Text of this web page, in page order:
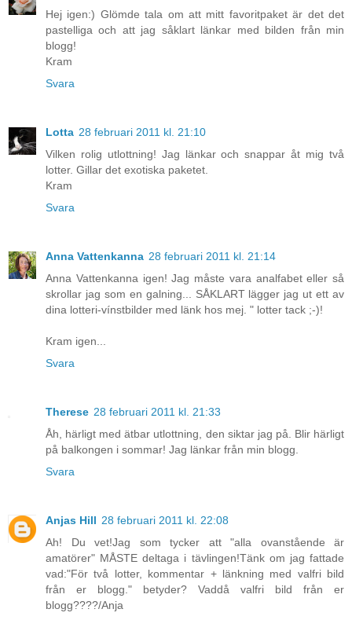
Hej igen:) Glömde tala om att mitt favoritpaket är det det
pastelliga och att jag såklart länkar med bilden från min
blogg!
Kram
Svara
Lotta 28 februari 2011 kl. 21:10
Vilken rolig utlottning! Jag länkar och snappar åt mig två
lotter. Gillar det exotiska paketet.
Kram
Svara
Anna Vattenkanna 28 februari 2011 kl. 21:14
Anna Vattenkanna igen! Jag måste vara analfabet eller så
skrollar jag som en galning... SÅKLART lägger jag ut ett av
dina lotteri-vínstbilder med länk hos mej. " lotter tack ;-)!
Kram igen...
Svara
Therese 28 februari 2011 kl. 21:33
Åh, härligt med ätbar utlottning, den siktar jag på. Blir härligt
på balkongen i sommar! Jag länkar från min blogg.
Svara
Anjas Hill 28 februari 2011 kl. 22:08
Ah! Du vet!Jag som tycker att "alla ovanstående är
amatörer" MÅSTE deltaga i tävlingen!Tänk om jag fattade
vad:"För två lotter, kommentar + länkning med valfri bild
från er blogg." betyder? Vaddå valfri bild från er
blogg????/Anja